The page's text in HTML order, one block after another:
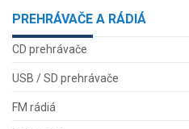
PREHRÁVAČE A RÁDIÁ
CD prehrávače
USB / SD prehrávače
FM rádiá